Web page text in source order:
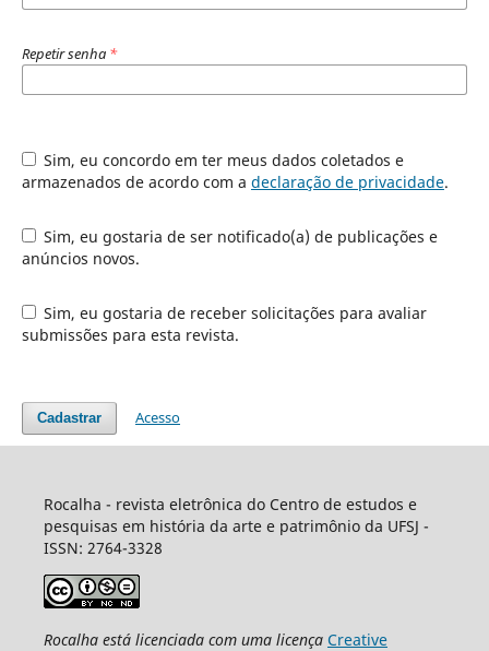
Repetir senha *
Sim, eu concordo em ter meus dados coletados e
armazenados de acordo com a declaração de privacidade.
Sim, eu gostaria de ser notificado(a) de publicações e
anúncios novos.
Sim, eu gostaria de receber solicitações para avaliar
submissões para esta revista.
Cadastrar Acesso
Rocalha - revista eletrônica do Centro de estudos e
pesquisas em história da arte e patrimônio da UFSJ -
ISSN: 2764-3328
Rocalha está licenciada com uma licença Creative